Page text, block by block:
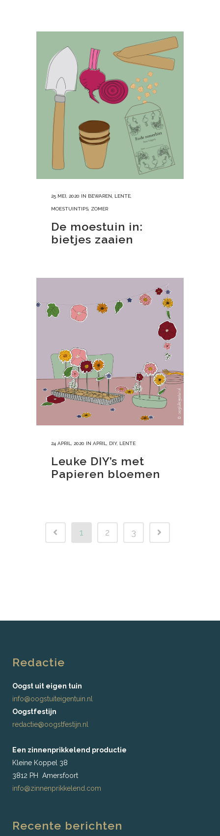
25 MEI, 2020 IN BEWAREN LENTE
MOESTUINTIPS ZOMER
De moestuin in:
bietjes zaaien
24 APRIL, 2020 IN APRIL DIY, LENTE
Leuke DIY’s met
Papieren bloemen
1 2 3
Redactie
Oogst uit eigen tuin
info@oogstuiteigentuin.nl
Oogstfestijn
redactie@oogstfestijn.nl
Een zinnenprikkelend productie
Kleine Koppel 38
3812 PH Amersfoort
info@zinnenprikkelend.com
Recente berichten